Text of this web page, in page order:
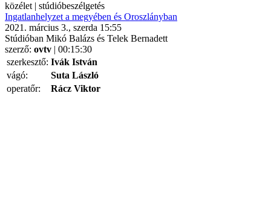
közélet | stúdióbeszélgetés
Ingatlanhelyzet a megyében és Oroszlányban
2021. március 3., szerda 15:55
Stúdióban Mikó Balázs és Telek Bernadett
szerző: ovtv | 00:15:30
szerkesztő: Ivák István
vágó:
Suta László
operatőr:
Rácz Viktor